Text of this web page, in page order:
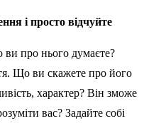
і просто відчуйте
про нього думаєте?
Що ви скажете про його
характер? Він зможе
вас? Задайте собі